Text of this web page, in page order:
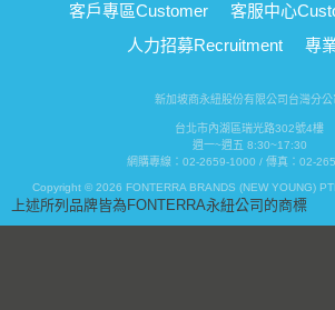
客戶專區Customer 客服中心
人力招募Recruitment 專
新加坡商永紐股份有限公司台灣分公
台北市內湖區瑞光路302號4樓
週一~週五 8:30~17:30
網購專線：02-2659-1000 / 傳真：02-
Copyright © 2026 FONTERRA BRANDS (NEW YOUNG)
上述所列品牌皆為FONTERRA永紐公司的商標